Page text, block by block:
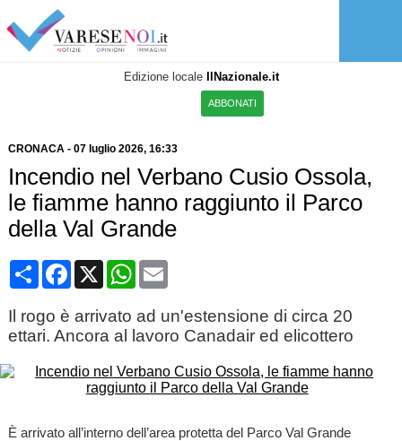
Edizione locale IlNazionale.it
ABBONATI
CRONACA- 07 luglio 2026, 16:33
Incendio nel Verbano Cusio Ossola,
le fiamme hanno raggiunto il Parco
della Val Grande
CondividiFacebook
X WhatsApp
Email
Il rogo è arrivato ad un'estensione di circa 20
ettari. Ancora al lavoro Canadair ed elicottero
È arrivato all’interno dell’area protetta del Parco Val Grande